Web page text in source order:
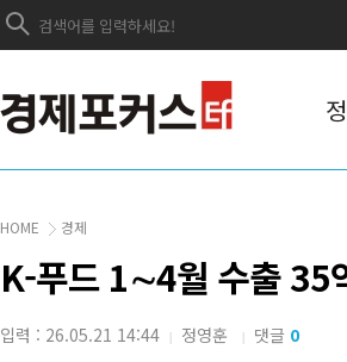
HOME 경제
K-푸드 1∼4월 수출
입력 : 26.05.21 14:44 | 정영훈 | 댓글 0